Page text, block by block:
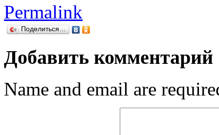
Permalink
Поделиться…
Добавить комментарий
Name and email are